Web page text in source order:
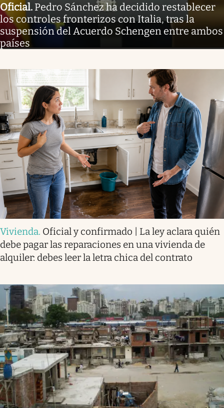
Oficial. Pedro Sánchez ha decidido restablecer
los controles fronterizos con Italia, tras la
suspensión del Acuerdo Schengen entre ambos
países
Vivienda. Oficial y confirmado | La ley aclara quién
debe pagar las reparaciones en una vivienda de
alquiler: debes leer la letra chica del contrato